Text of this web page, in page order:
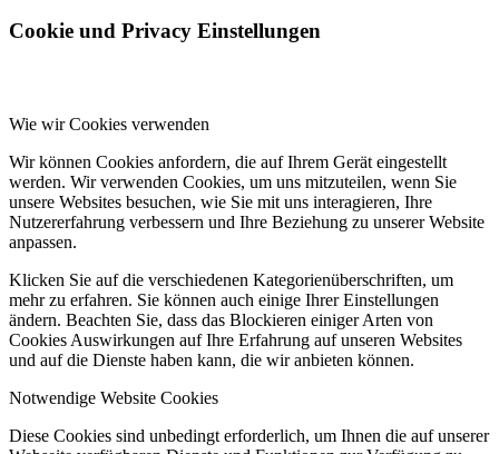
Cookie und Privacy Einstellungen
Wie wir Cookies verwenden
Wir können Cookies anfordern, die auf Ihrem Gerät eingestellt
werden. Wir verwenden Cookies, um uns mitzuteilen, wenn Sie
unsere Websites besuchen, wie Sie mit uns interagieren, Ihre
Nutzererfahrung verbessern und Ihre Beziehung zu unserer Website
anpassen.
Klicken Sie auf die verschiedenen Kategorienüberschriften, um
mehr zu erfahren. Sie können auch einige Ihrer Einstellungen
ändern. Beachten Sie, dass das Blockieren einiger Arten von
Cookies Auswirkungen auf Ihre Erfahrung auf unseren Websites
und auf die Dienste haben kann, die wir anbieten können.
Notwendige Website Cookies
Diese Cookies sind unbedingt erforderlich, um Ihnen die auf unserer